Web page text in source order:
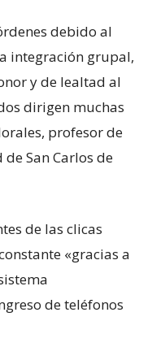
debido al
integración grupal,
y de lealtad al
dirigen muchas
profesor de
San Carlos de
de las clicas
«gracias a
de teléfonos